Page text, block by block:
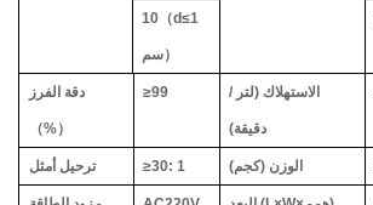
10 （d≤1
سم）
دقة الفرز
（%）
≥99 الاستهلاك (لتر /
دقيقة)
ترحيل أمثل ≥30: 1 الوزن (كجم)